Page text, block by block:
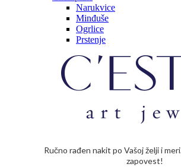
Narukvice
Minđuše
Ogrlice
Prstenje
Ručno rađen nakit po Vašoj želji i
zapovest!